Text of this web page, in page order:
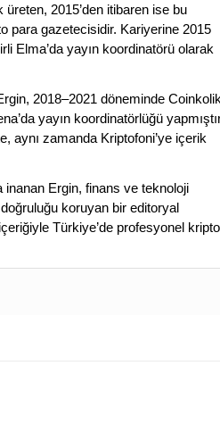
2015’den itibaren ise bu
para gazetecisidir. Kariyerine 2015
Elma’da yayın koordinatörü olarak
2018–2021 döneminde
yayın koordinatörlüğü
aynı zamanda Kriptofoni’ye içerik
inanan Ergin, finans ve teknoloji
koruyan bir editoryal
Türkiye’de profesyonel kripto